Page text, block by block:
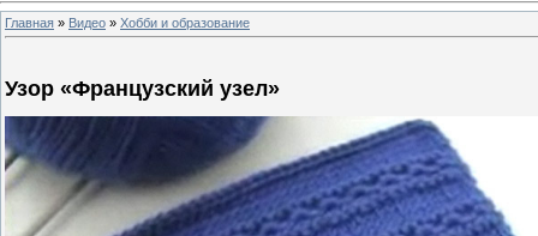
Главная » Видео » Хобби и образование
Узор «Французский узел»